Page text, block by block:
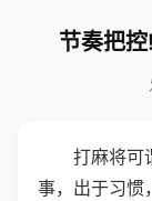
节奏把
打麻将可
事，出于习惯